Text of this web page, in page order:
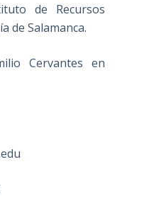
de Recursos
de Salamanca.